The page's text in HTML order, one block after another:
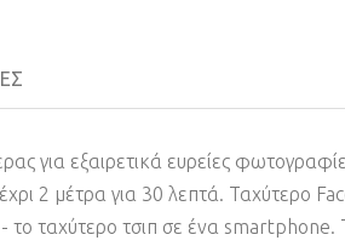
για εξαιρετικά ευρείες
2 μέτρα για 30 λεπτά. Ταχύτερο
ταχύτερο τσιπ σε ένα